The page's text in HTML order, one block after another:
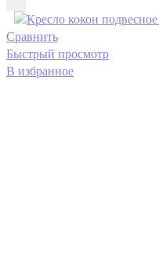
Сравнить
Быстрый просмотр
В избранное